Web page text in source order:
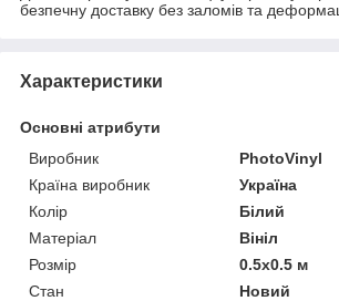
безпечну доставку без заломів та
Характеристики
Основні атрибути
Виробник
PhotoVinyl
Країна виробник
Україна
Колір
Білий
Матеріал
Вініл
Розмір
0.5x0.5 м
Стан
Новий